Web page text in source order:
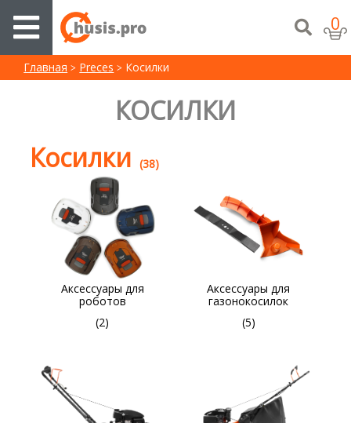
0
Главная Preces Косилки
КОСИЛКИ
Косилки (38)
Aксессуары для
роботов
(2)
Аксессуары для
газонокосилок
(5)